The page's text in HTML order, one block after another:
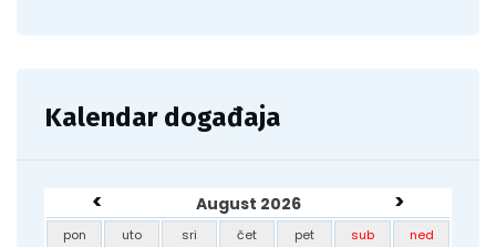
Kalendar događaja
< August 2026 >
pon uto sri čet pet sub ned